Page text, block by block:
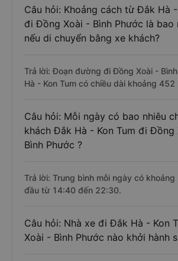
Câu hỏi: Khoảng cách từ Đắk Hà -
đi Đồng Xoài - Bình Phước là bao
nếu di chuyển bằng xe khách?
Trả lời: Đoạn đường đi Đồng Xoài -
Hà - Kon Tum có chiều dài khoảng 452
Câu hỏi: Mỗi ngày có bao nhiêu
khách Đắk Hà - Kon Tum đi Đồng
Bình Phước ?
Trả lời: Trung bình mỗi ngày có
đầu từ 14:40 đến 22:30.
Câu hỏi: Nhà xe đi Đắk Hà - Kon
Xoài - Bình Phước nào khởi hành